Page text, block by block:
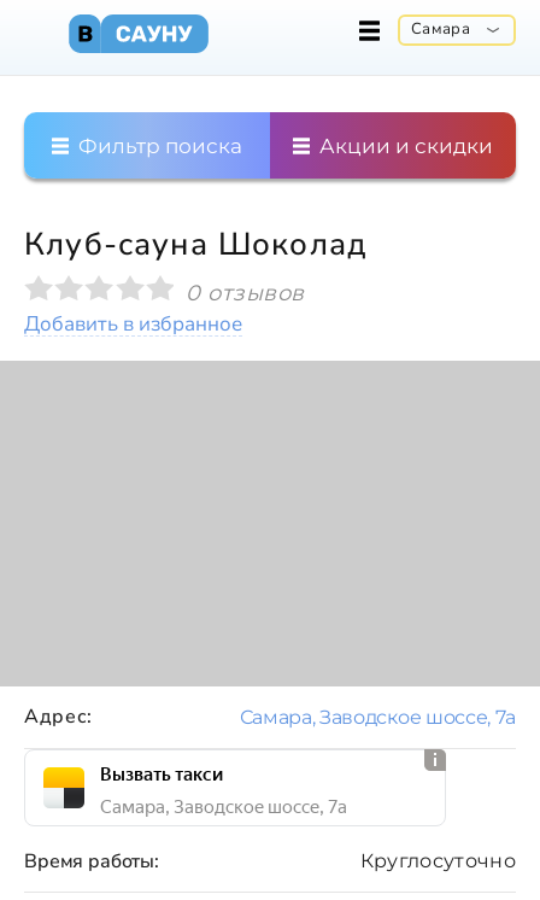
Самара
Фильтр поиска Акции и скидки
Клуб-сауна Шоколад
0 отзывов
Добавить в избранное
Время работы: Круглосуточно
Адрес: Самара, Заводское шоссе, 7а
Вызвать такси
Самара, Заводское шоссе, 7а